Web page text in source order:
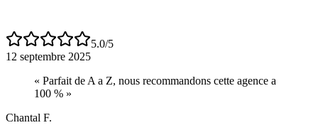
5.0/5
12 septembre 2025
« Parfait de A a Z, nous recommandons cette agence a
100 % »
Chantal F.